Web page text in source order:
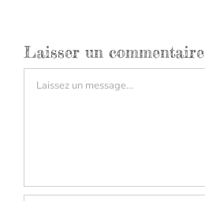
Laisser un commentaire